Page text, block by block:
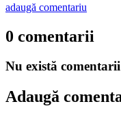
adaugă comentariu
0 comentarii
Nu există
Adaugă